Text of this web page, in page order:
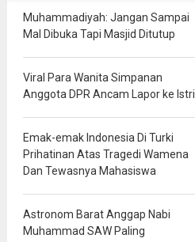
Muhammadiyah: Jangan Sampai
Mal Dibuka Tapi Masjid Ditutup
Viral Para Wanita Simpanan
Anggota DPR Ancam Lapor ke Istri
Emak-emak Indonesia Di Turki
Prihatinan Atas Tragedi Wamena
Dan Tewasnya Mahasiswa
Astronom Barat Anggap Nabi
Muhammad SAW Paling